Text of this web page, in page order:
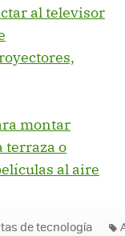
al televisor
montar
terraza o
al aire
de tecnología